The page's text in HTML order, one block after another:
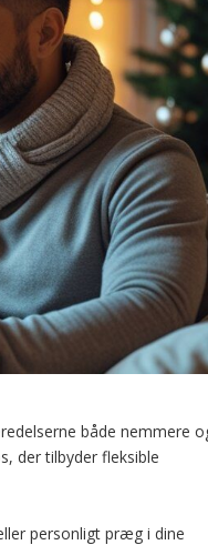
både nemmere
der tilbyder fleksible
personligt præg i dine